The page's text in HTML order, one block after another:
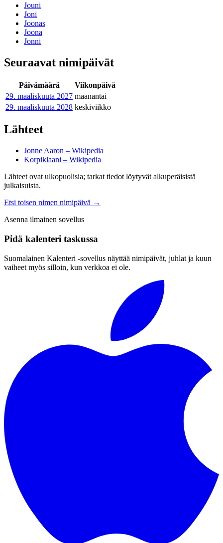
Jouni
Joni
Joonas
Joona
Jonni
Seuraavat nimipäivät
Päivämäärä
Viikonpäivä
29. maaliskuuta 2027 maanantai
29. maaliskuuta 2028 keskiviikko
Lähteet
Jonne Aaron – Wikipedia
Korpiklaani – Wikipedia
Lähteet ovat ulkopuolisia; tarkat tiedot löytyvät alkuperäisistä
julkaisuista.
Etsi toisen nimen nimipäivä →
Asenna ilmainen sovellus
Pidä kalenteri taskussa
Suomalainen Kalenteri ‑sovellus näyttää nimipäivät, juhlat ja kuun
vaiheet myös silloin, kun verkkoa ei ole.